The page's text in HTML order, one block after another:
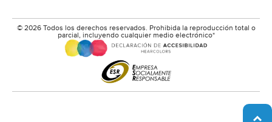
© 2026 Todos los derechos reservados. Prohibida la reproducción total o
parcial, incluyendo cualquier medio electrónico*